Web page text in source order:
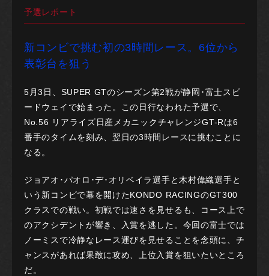
予選レポート
新コンビで挑む初の3時間レース。6位から
表彰台を狙う
5月3日、SUPER GTのシーズン第2戦が静岡･富士スピ
ードウェイで始まった。この日行なわれた予選で、
No.56 リアライズ日産メカニックチャレンジGT-Rは6
番手のタイムを刻み、翌日の3時間レースに挑むことに
なる。
ジョアオ･パオロ･デ･オリベイラ選手と木村偉織選手と
いう新コンビで幕を開けたKONDO RACINGのGT300
クラスでの戦い。初戦では速さを見せるも、コース上で
のアクシデントが響き、入賞を逃した。今回の富士では
ノーミスで冷静なレース運びを見せることを念頭に、チ
ャンスがあれば果敢に攻め、上位入賞を狙いたいところ
だ。